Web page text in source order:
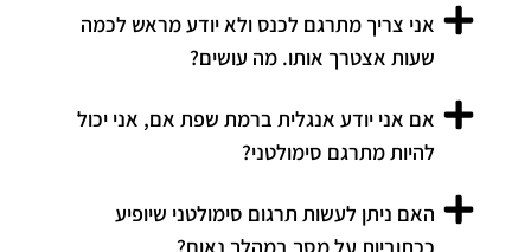
אני צריך מתרגם לכנס ולא יודע מראש לכמה
שעות אצטרך אותו. מה עושים?
אם אני יודע אנגלית ברמת שפת אם, אני יכול
להיות מתרגם סימולטני?
האם ניתן לעשות תרגום סימולטני שיופיע
ככתוביות על מסך במהלך נאום?